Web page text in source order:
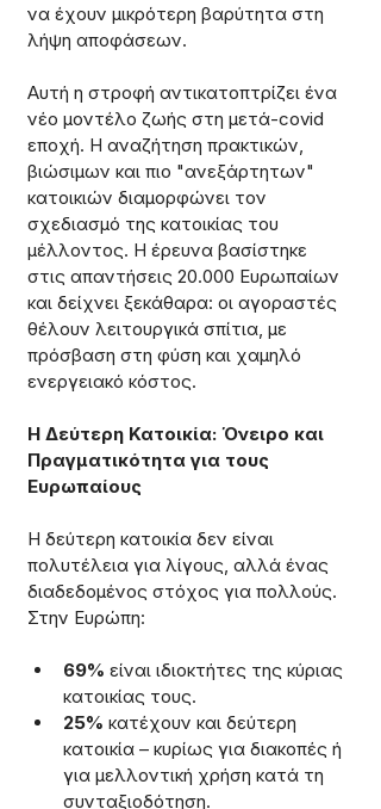
να έχουν μικρότερη βαρύτητα στη
λήψη αποφάσεων.
Αυτή η στροφή αντικατοπτρίζει ένα
νέο μοντέλο ζωής στη μετά-covid
εποχή. Η αναζήτηση πρακτικών,
βιώσιμων και πιο "ανεξάρτητων"
κατοικιών διαμορφώνει τον
σχεδιασμό της κατοικίας του
μέλλοντος. Η έρευνα βασίστηκε
στις απαντήσεις 20.000 Ευρωπαίων
και δείχνει ξεκάθαρα: οι αγοραστές
θέλουν λειτουργικά σπίτια, με
πρόσβαση στη φύση και χαμηλό
ενεργειακό κόστος.
Η Δεύτερη Κατοικία: Όνειρο και
Πραγματικότητα για τους
Ευρωπαίους
Η δεύτερη κατοικία δεν είναι
πολυτέλεια για λίγους, αλλά ένας
διαδεδομένος στόχος για πολλούς.
Στην Ευρώπη:
69% είναι ιδιοκτήτες της κύριας
κατοικίας τους.
25% κατέχουν και δεύτερη
κατοικία – κυρίως για διακοπές ή
για μελλοντική χρήση κατά τη
συνταξιοδότηση.